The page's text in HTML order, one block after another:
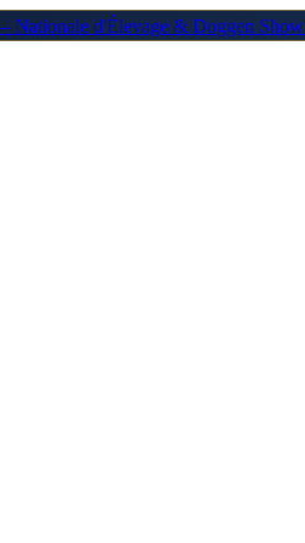
Nationale d'Élevage & Doggen Show